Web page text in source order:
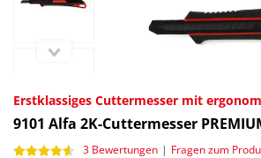
Erstklassiges Cuttermesser mit
9101 Alfa 2K-Cuttermesser
3 Bewertungen | Fragen zum